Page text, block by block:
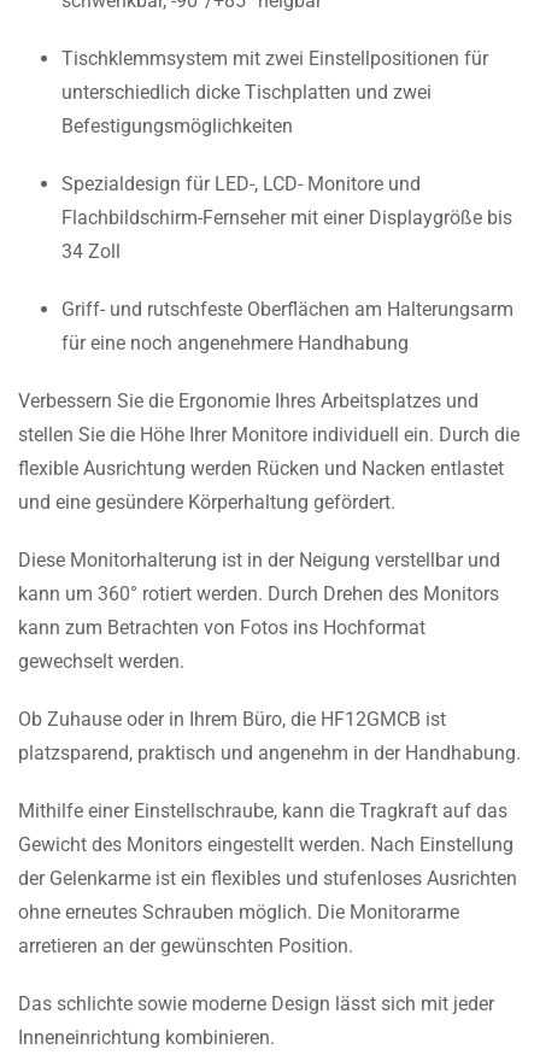
Tischklemmsystem mit zwei Einstellpositionen für
unterschiedlich dicke Tischplatten und zwei
Befestigungsmöglichkeiten
Spezialdesign für LED-, LCD- Monitore und
Flachbildschirm-Fernseher mit einer Displaygröße bis
34 Zoll
Griff- und rutschfeste Oberflächen am Halterungsarm
für eine noch angenehmere Handhabung
Verbessern Sie die Ergonomie Ihres Arbeitsplatzes und
stellen Sie die Höhe Ihrer Monitore individuell ein. Durch die
flexible Ausrichtung werden Rücken und Nacken entlastet
und eine gesündere Körperhaltung gefördert.
Diese Monitorhalterung ist in der Neigung verstellbar und
kann um 360° rotiert werden. Durch Drehen des Monitors
kann zum Betrachten von Fotos ins Hochformat
gewechselt werden.
Ob Zuhause oder in Ihrem Büro, die HF12GMCB ist
platzsparend, praktisch und angenehm in der Handhabung.
Mithilfe einer Einstellschraube, kann die Tragkraft auf das
Gewicht des Monitors eingestellt werden. Nach Einstellung
der Gelenkarme ist ein flexibles und stufenloses Ausrichten
ohne erneutes Schrauben möglich. Die Monitorarme
arretieren an der gewünschten Position.
Das schlichte sowie moderne Design lässt sich mit jeder
Inneneinrichtung kombinieren.